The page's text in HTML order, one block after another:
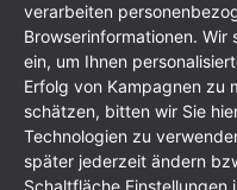
Impressum
verarbeiten
Browserinformationen.
ein, um Ihnen
Erfolg von Kampagnen zu
schätzen, bitten wir Sie
Technologien zu
später jederzeit ändern
Schaltfläche Einstellungen